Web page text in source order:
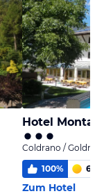
Hotel Montani
Coldrano /
100% 6,0
Zum Hotel